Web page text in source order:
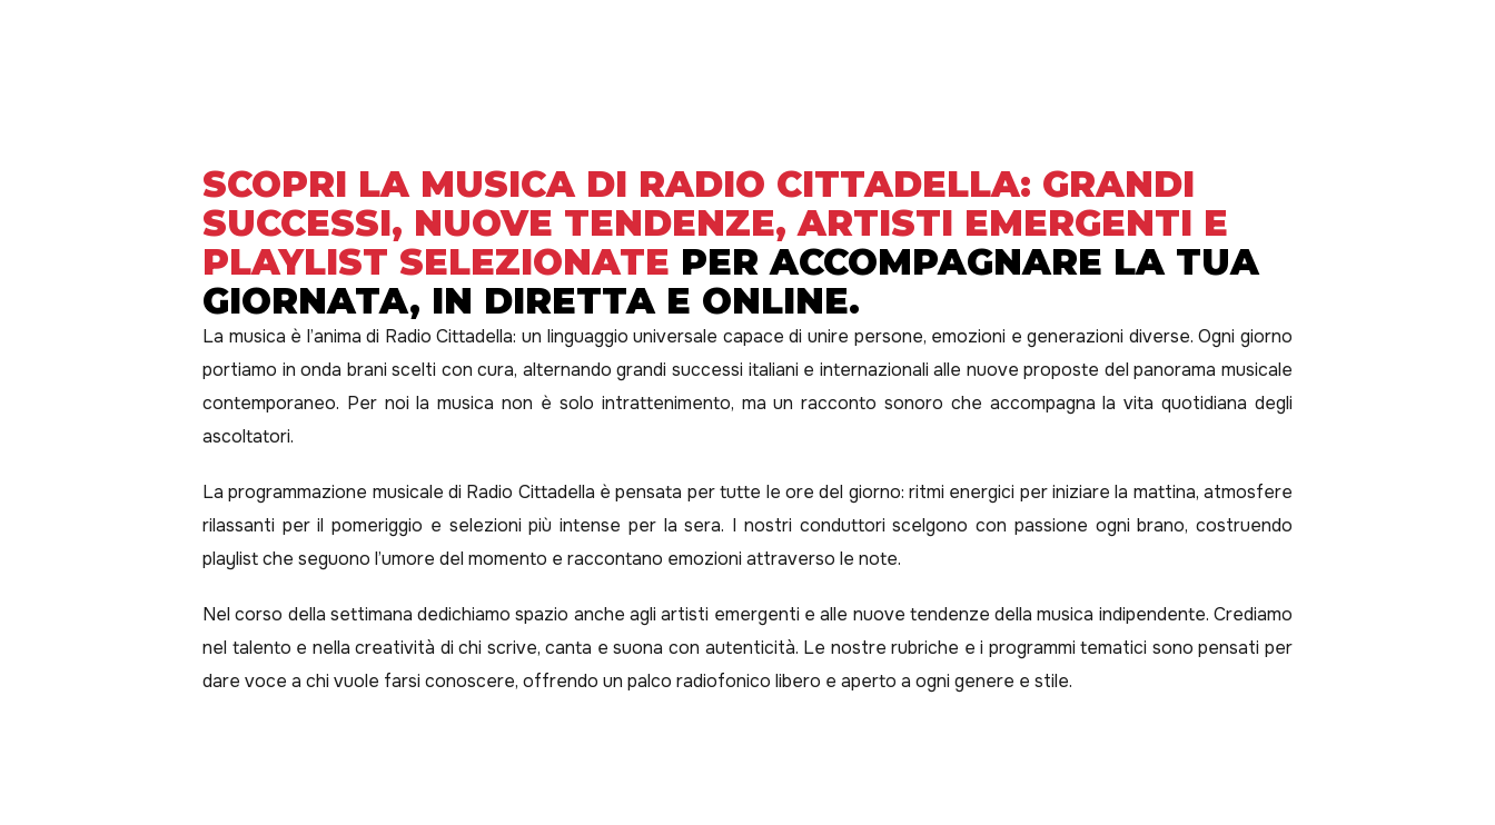
SCOPRI LA MUSICA DI RADIO CITTADELLA: GRANDI
SUCCESSI, NUOVE TENDENZE, ARTISTI EMERGENTI E
PLAYLIST SELEZIONATE PER ACCOMPAGNARE LA TUA
GIORNATA, IN DIRETTA E ONLINE.
La musica è l’anima di Radio Cittadella: un linguaggio universale capace di unire persone, emozioni e generazioni diverse. Ogni giorno
portiamo in onda brani scelti con cura, alternando grandi successi italiani e internazionali alle nuove proposte del panorama musicale
contemporaneo. Per noi la musica non è solo intrattenimento, ma un racconto sonoro che accompagna la vita quotidiana degli
ascoltatori.
La programmazione musicale di Radio Cittadella è pensata per tutte le ore del giorno: ritmi energici per iniziare la mattina, atmosfere
rilassanti per il pomeriggio e selezioni più intense per la sera. I nostri conduttori scelgono con passione ogni brano, costruendo
playlist che seguono l’umore del momento e raccontano emozioni attraverso le note.
Nel corso della settimana dedichiamo spazio anche agli artisti emergenti e alle nuove tendenze della musica indipendente. Crediamo
nel talento e nella creatività di chi scrive, canta e suona con autenticità. Le nostre rubriche e i programmi tematici sono pensati per
dare voce a chi vuole farsi conoscere, offrendo un palco radiofonico libero e aperto a ogni genere e stile.